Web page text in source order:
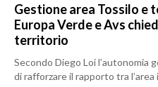
Gestione area Tossilo e
Europa Verde e Avs
territorio
Secondo Diego Loi
di rafforzare il rapporto tra